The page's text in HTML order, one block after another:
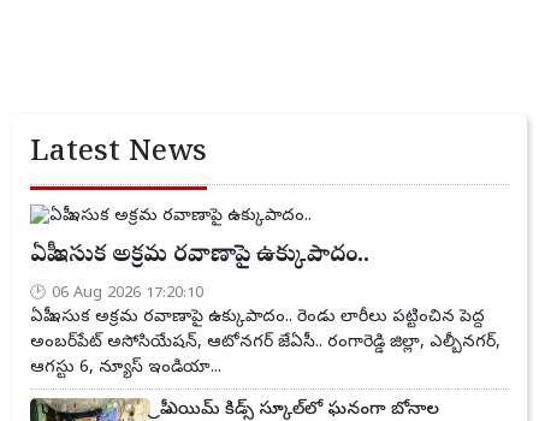
Latest News
ఏపీ ఇసుక అక్రమ రవాణాపై ఉక్కుపాదం..
06 Aug 2026 17:20:10
ఏపీ ఇసుక అక్రమ రవాణాపై ఉక్కుపాదం.. రెండు లారీలు పట్టించిన పెద్ద
అంబర్‌పేట్ అసోసియేషన్, ఆటోనగర్ జేఏసీ.. రంగారెడ్డి జిల్లా, ఎల్బీనగర్,
ఆగస్టు 6, న్యూస్ ఇండియా...
ప్రీ ఎయిమ్ కిడ్స్ స్కూల్‌లో ఘనంగా బోనాల